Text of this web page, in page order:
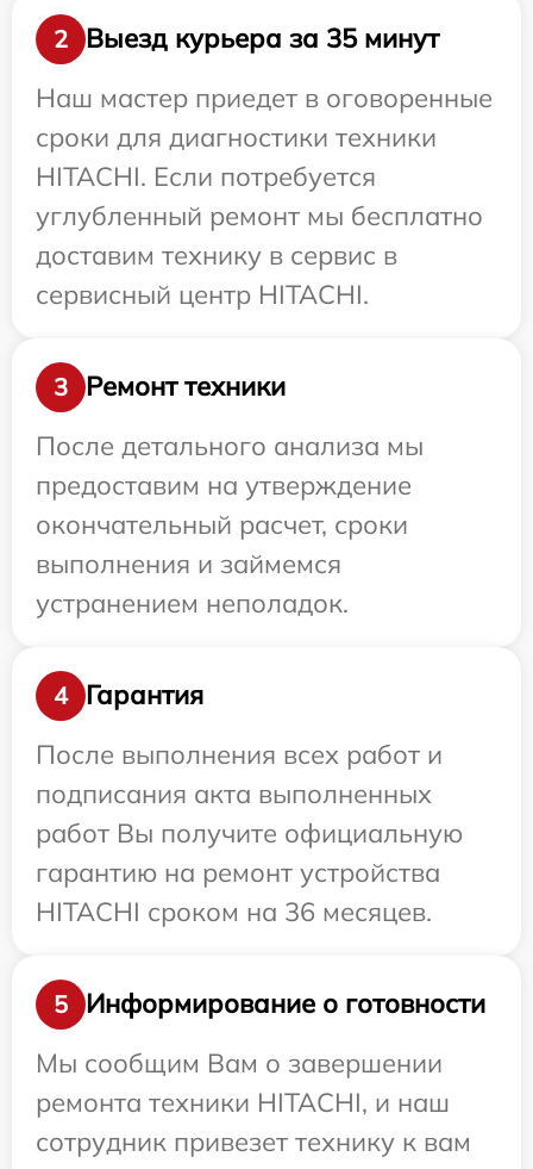
2
Выезд курьера за 35 минут
Наш мастер приедет в оговоренные
сроки для диагностики техники
HITACHI. Если потребуется
углубленный ремонт мы бесплатно
доставим технику в сервис в
сервисный центр HITACHI.
3
Ремонт техники
После детального анализа мы
предоставим на утверждение
окончательный расчет, сроки
выполнения и займемся
устранением неполадок.
4
Гарантия
После выполнения всех работ и
подписания акта выполненных
работ Вы получите официальную
гарантию на ремонт устройства
HITACHI сроком на 36 месяцев.
5
Информирование о готовности
Мы сообщим Вам о завершении
ремонта техники HITACHI, и наш
сотрудник привезет технику к вам